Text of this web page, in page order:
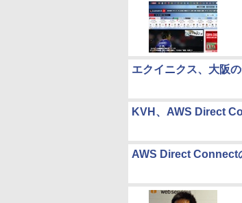
エクイニクス、大阪
KVH、AWS Direct
AWS Direct Connect